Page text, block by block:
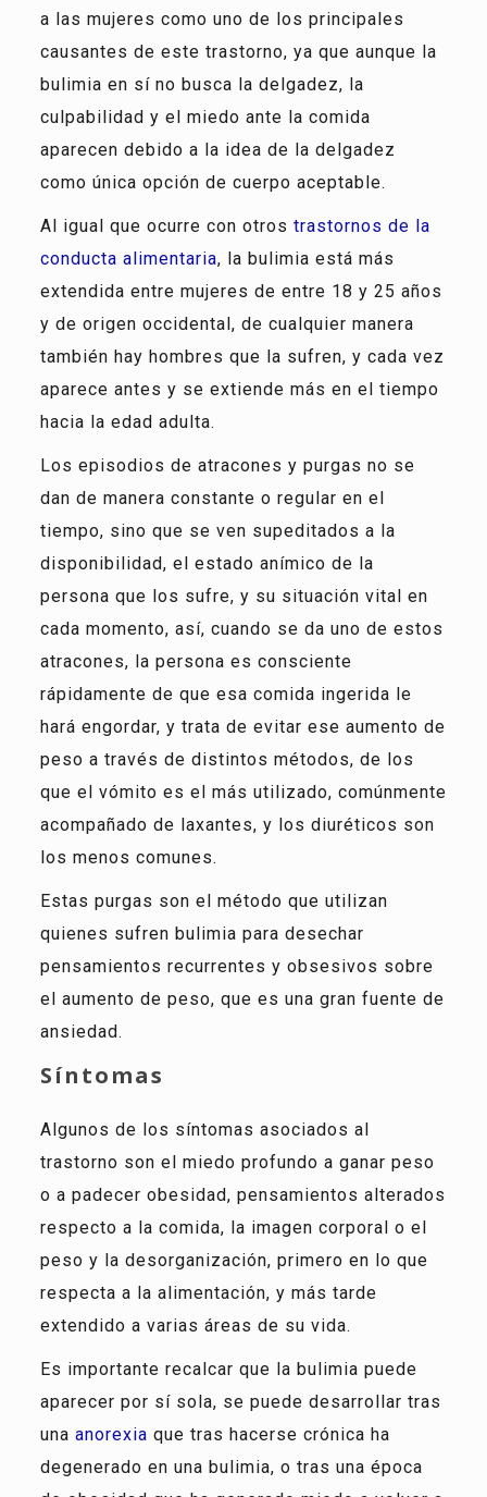
a las mujeres como uno de los principales
causantes de este trastorno, ya que aunque la
bulimia en sí no busca la delgadez, la
culpabilidad y el miedo ante la comida
aparecen debido a la idea de la delgadez
como única opción de cuerpo aceptable.
Al igual que ocurre con otros trastornos de la
conducta alimentaria, la bulimia está más
extendida entre mujeres de entre 18 y 25 años
y de origen occidental, de cualquier manera
también hay hombres que la sufren, y cada vez
aparece antes y se extiende más en el tiempo
hacia la edad adulta.
Los episodios de atracones y purgas no se
dan de manera constante o regular en el
tiempo, sino que se ven supeditados a la
disponibilidad, el estado anímico de la
persona que los sufre, y su situación vital en
cada momento, así, cuando se da uno de estos
atracones, la persona es consciente
rápidamente de que esa comida ingerida le
hará engordar, y trata de evitar ese aumento de
peso a través de distintos métodos, de los
que el vómito es el más utilizado, comúnmente
acompañado de laxantes, y los diuréticos son
los menos comunes.
Estas purgas son el método que utilizan
quienes sufren bulimia para desechar
pensamientos recurrentes y obsesivos sobre
el aumento de peso, que es una gran fuente de
ansiedad.
Síntomas
Algunos de los síntomas asociados al
trastorno son el miedo profundo a ganar peso
o a padecer obesidad, pensamientos alterados
respecto a la comida, la imagen corporal o el
peso y la desorganización, primero en lo que
respecta a la alimentación, y más tarde
extendido a varias áreas de su vida.
Es importante recalcar que la bulimia puede
aparecer por sí sola, se puede desarrollar tras
una anorexia que tras hacerse crónica ha
degenerado en una bulimia, o tras una época